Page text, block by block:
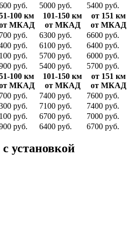
руб. 5000 руб.
5400 руб.
100 км
МКАД
101-150 км
от МКАД
от 151 км
от МКАД
руб. 6300 руб.
6600 руб.
руб. 6100 руб.
6400 руб.
руб. 5700 руб.
6000 руб.
руб. 5400 руб.
5700 руб.
100 км
МКАД
101-150 км
от МКАД
от 151 км
от МКАД
руб. 7400 руб.
7600 руб.
руб. 7100 руб.
7400 руб.
руб. 6700 руб.
7000 руб.
руб. 6400 руб. 6700 руб.
установкой